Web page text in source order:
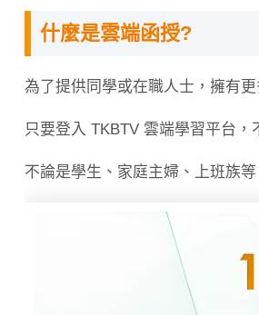
什麼是雲端函授?
為了提供同學或在職人士，擁有
只要登入 TKBTV 雲端學習平台，
不論是學生、家庭主婦、上班族